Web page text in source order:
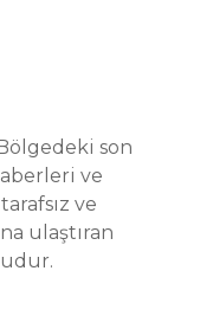
son
ve
ve
ulaştıran